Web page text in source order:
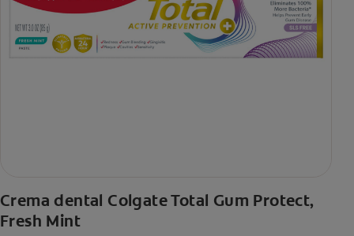
Crema dental Colgate Total Gum Protect,
Fresh Mint